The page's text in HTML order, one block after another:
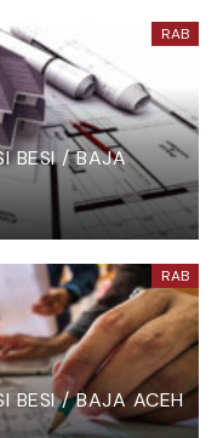
RAB
BESI / BAJA
RAB
BESI / BAJA ACEH